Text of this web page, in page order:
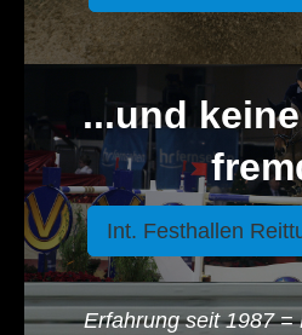
...und
Int. Festhallen
Erfahrung seit 1987 =